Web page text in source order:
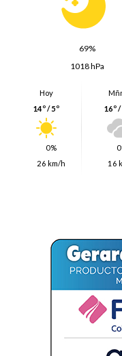
69%
1018 hPa
Hoy
14º / 5º
0%
26 km/h
16º /
16